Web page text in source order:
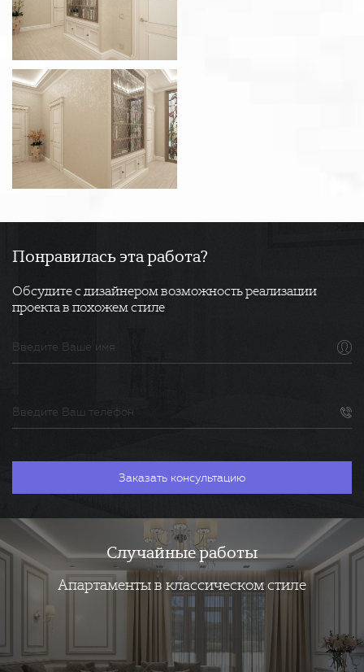
Понравилась эта работа?
Обсудите с дизайнером возможность реализации
проекта в похожем стиле
Апартаменты в классическом стиле
Случайные работы